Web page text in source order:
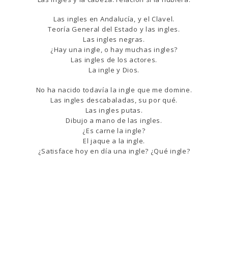
Las ingles en Andalucía, y el Clavel.
Teoría General del Estado y las ingles.
Las ingles negras.
¿Hay una ingle, o hay muchas ingles?
Las ingles de los actores.
La ingle y Dios.
No ha nacido todavía la ingle que me domine.
Las ingles descabaladas, su por qué.
Las ingles putas.
Dibujo a mano de las ingles.
¿Es carne la ingle?
El jaque a la ingle.
¿Satisface hoy en día una ingle? ¿Qué ingle?